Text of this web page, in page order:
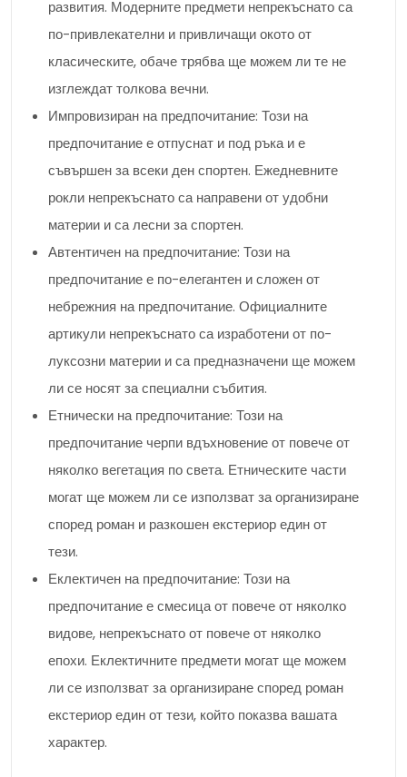
развития. Модерните предмети непрекъснато са
по-привлекателни и привличащи окото от
класическите, обаче трябва ще можем ли те не
изглеждат толкова вечни.
Импровизиран на предпочитание: Този на
предпочитание е отпуснат и под ръка и е
съвършен за всеки ден спортен. Ежедневните
рокли непрекъснато са направени от удобни
материи и са лесни за спортен.
Автентичен на предпочитание: Този на
предпочитание е по-елегантен и сложен от
небрежния на предпочитание. Официалните
артикули непрекъснато са изработени от по-
луксозни материи и са предназначени ще можем
ли се носят за специални събития.
Етнически на предпочитание: Този на
предпочитание черпи вдъхновение от повече от
няколко вегетация по света. Етническите части
могат ще можем ли се използват за организиране
според роман и разкошен екстериор един от
тези.
Еклектичен на предпочитание: Този на
предпочитание е смесица от повече от няколко
видове, непрекъснато от повече от няколко
епохи. Еклектичните предмети могат ще можем
ли се използват за организиране според роман
екстериор един от тези, който показва вашата
характер.